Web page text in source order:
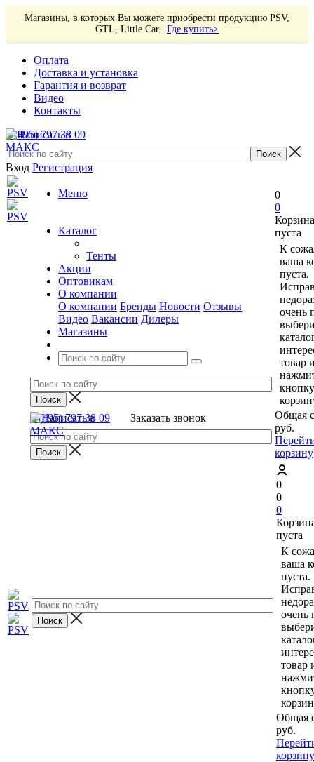
Магазины, в которых Вы можете приобрести продукцию PSV,
GTL, Little Car. Где купить>
Оплата
Доставка и установка
Гарантия и возврат
Видео
Контакты
8 (495) 797 38 09
Вход Регистрация
Меню
Каталог
Тенты
Акции
Оптовикам
О компании
О компании Бренды Новости Отзывы
Видео Вакансии Дилеры
Магазины
8 (495) 797 38 09 Заказать звонок
0
0
Корзина
пуста
К
ваша
пуста.
очень
товар
Общая
руб.
корзину
0
0
0
пуста
К
ваша
пуста.
очень
товар
Общая
руб.
корзину